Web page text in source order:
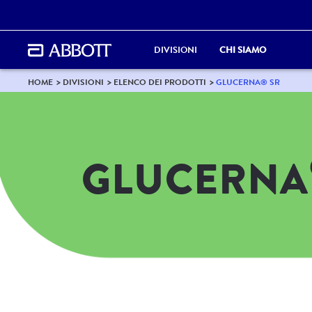
DIVISIONI CHI SIAMO
HOME DIVISIONI ELENCO DEI PRODOTTI GLUCERNA® SR
GLUCERNA